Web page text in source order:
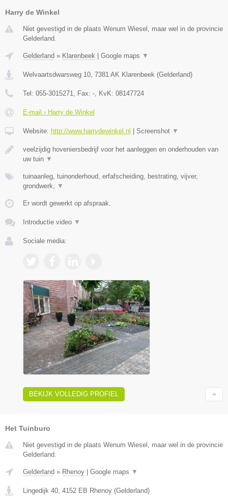
Harry de Winkel
Niet gevestigd in de plaats Wenum Wiesel, maar wel in de provincie
Gelderland.
Gelderland » Klarenbeek Google maps ▼
Welvaartsdwarsweg 10 7381 AK Klarenbeek (Gelderland)
Tel: 055-3015271 , Fax: - , KvK: 08147724
E-mail › Harry de Winkel
Website: http://www.harrydewinkel.nl Screenshot ▼
veelzijdig hoveniersbedrijf voor het aanleggen en onderhouden van
uw tuin ▼
tuinaanleg, tuinonderhoud, erfafscheiding, bestrating, vijver,
grondwerk,
▼
Er wordt gewerkt op afspraak.
Introductie video ▼
Sociale media:
BEKIJK VOLLEDIG PROFIEL
Het Tuinburo
Niet gevestigd in de plaats Wenum Wiesel, maar wel in de provincie
Gelderland.
Gelderland » Rhenoy Google maps ▼
Lingedijk 40, 4152 EB Rhenoy (Gelderland)